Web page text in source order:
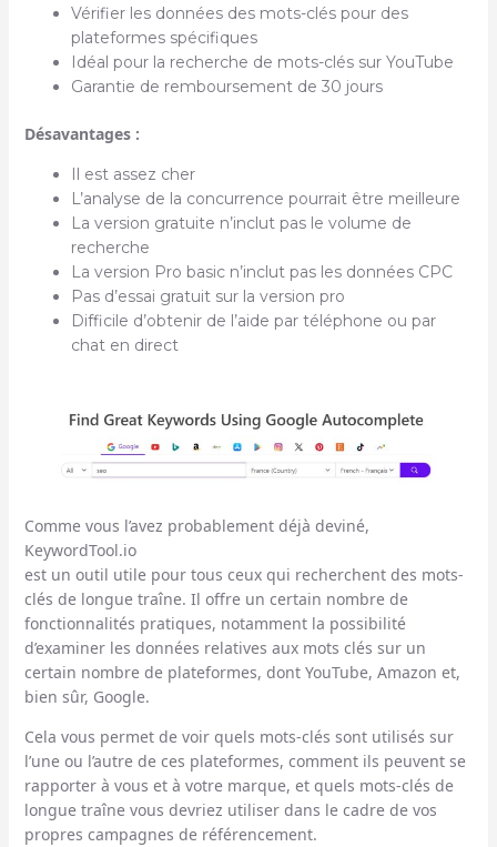
Vérifier les données des mots-clés pour des
plateformes spécifiques
Idéal pour la recherche de mots-clés sur YouTube
Garantie de remboursement de 30 jours
Désavantages :
Il est assez cher
L’analyse de la concurrence pourrait être meilleure
La version gratuite n’inclut pas le volume de
recherche
La version Pro basic n’inclut pas les données CPC
Pas d’essai gratuit sur la version pro
Difficile d’obtenir de l’aide par téléphone ou par
chat en direct
Comme vous l’avez probablement déjà deviné,
KeywordTool.io
est un outil utile pour tous ceux qui recherchent des mots-
clés de longue traîne. Il offre un certain nombre de
fonctionnalités pratiques, notamment la possibilité
d’examiner les données relatives aux mots clés sur un
certain nombre de plateformes, dont YouTube, Amazon et,
bien sûr, Google.
Cela vous permet de voir quels mots-clés sont utilisés sur
l’une ou l’autre de ces plateformes, comment ils peuvent se
rapporter à vous et à votre marque, et quels mots-clés de
longue traîne vous devriez utiliser dans le cadre de vos
propres campagnes de référencement.